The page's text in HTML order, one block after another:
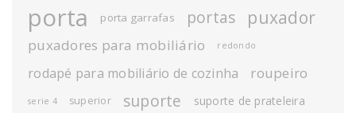
porta porta garrafas portas puxador
puxadores para mobiliário redondo
rodapé para mobiliário de cozinha roupeiro
serie 4 superior suporte suporte de prateleira